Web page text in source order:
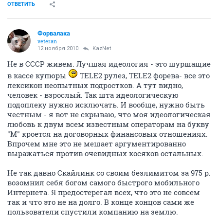
ОТВЕТИТЬ
Форвалака
veteran
12 ноября 2010 KazNet
Не в СССР живем. Лучшая идеология - это шуршащие
в кассе купюры
TELE2 рулез, TELE2 форева- все это
лексикон неопытных подростков. А тут видно,
человек - взрослый. Так шта идеологическую
подоплеку нужно исключать. И вообще, нужно быть
честным - я вот не скрываю, что моя идеологическая
любовь к двум всем известным операторам на букву
"М" кроется на договорных финансовых отношениях.
Впрочем мне это не мешает аргументированно
выражаться против очевидных косяков остальных.
Не так давно Скайлинк со своим безлимитом за 975 р.
возомнил себя богом самого быстрого мобильного
Интернета. Я предостерегал всех, что это не совсем
так и что это не на долго. В конце концов сами же
пользователи спустили компанию на землю.